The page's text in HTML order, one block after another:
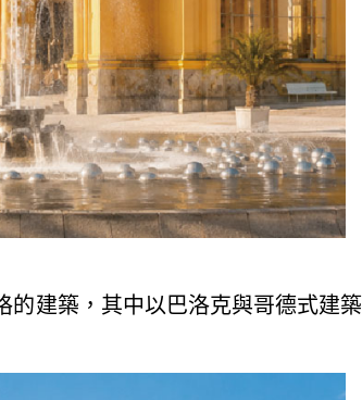
的建築，其中以巴洛克與哥德式建築